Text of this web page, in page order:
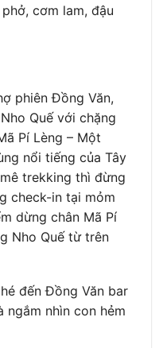
cơm lam, đậu
phiên Đồng Văn,
Quế với chặng
Pí Lèng – Một
nổi tiếng của Tây
trekking thì đừng
check-in tại mỏm
dừng chân Mã Pí
Nho Quế từ trên
đến Đồng Văn bar
ngắm nhìn con hẻm